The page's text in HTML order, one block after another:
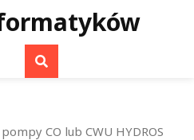
CO lub CWU HYDROS